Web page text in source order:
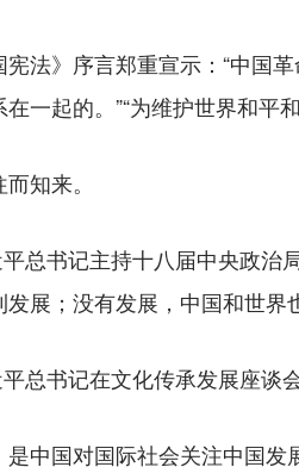
》序言郑重宣示：“中国革
一起的。”“为维护世界和平
知来。
书记主持十八届中央政治
展；没有发展，中国和世界
书记在文化传承发展座谈会
国对国际社会关注中国发